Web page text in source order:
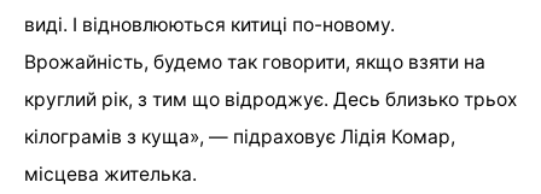
виді. І відновлюються китиці по-новому.
Врожайність, будемо так говорити, якщо взяти на
круглий рік, з тим що відроджує. Десь близько трьох
кілограмів з куща», — підраховує Лідія Комар,
місцева жителька.